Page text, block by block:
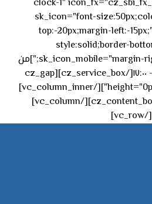
clock-1"
sk_icon="font-
top:-20px;margin-left:-
style:solid;border-
sk_icon_mobile="margin-right:0px;margin-left:0px;"]من
الاثنين إلى الجمعة ٩:٠٠ - ١٧:٠٠[/cz_service_box][cz_gap
height="0px" height_tablet="50px"][/vc_column_inner]
[/vc_row_inner][/cz_content_box][/vc_column]
[/vc_row]